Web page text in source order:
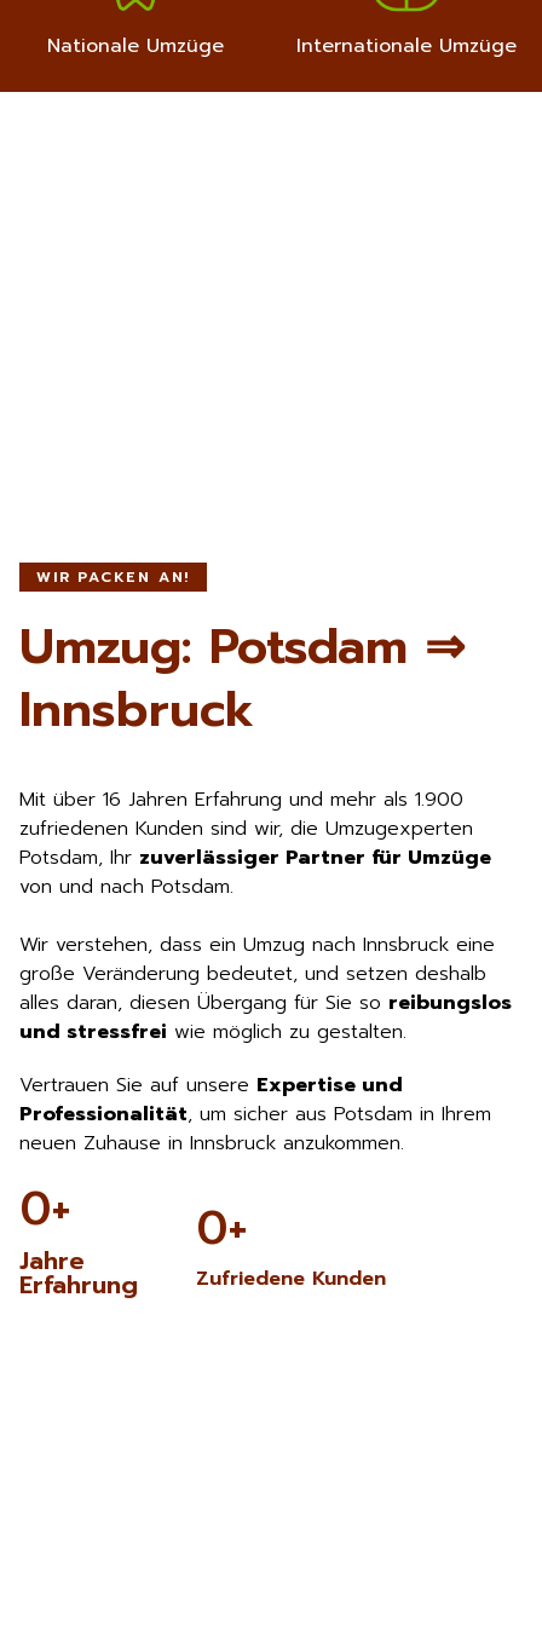
Nationale Umzüge Internationale Umzüge
WIR PACKEN AN!
Umzug: Potsdam ⇒
Innsbruck
Mit über 16 Jahren Erfahrung und mehr als 1.900
zufriedenen Kunden sind wir, die Umzugexperten
Potsdam, Ihr zuverlässiger Partner für Umzüge
von und nach Potsdam.
Wir verstehen, dass ein Umzug nach Innsbruck eine
große Veränderung bedeutet, und setzen deshalb
alles daran, diesen Übergang für Sie so reibungslos
und stressfrei wie möglich zu gestalten.
Vertrauen Sie auf unsere Expertise und
Professionalität, um sicher aus Potsdam in Ihrem
neuen Zuhause in Innsbruck anzukommen.
0+
Jahre
Erfahrung
0+
Zufriedene Kunden